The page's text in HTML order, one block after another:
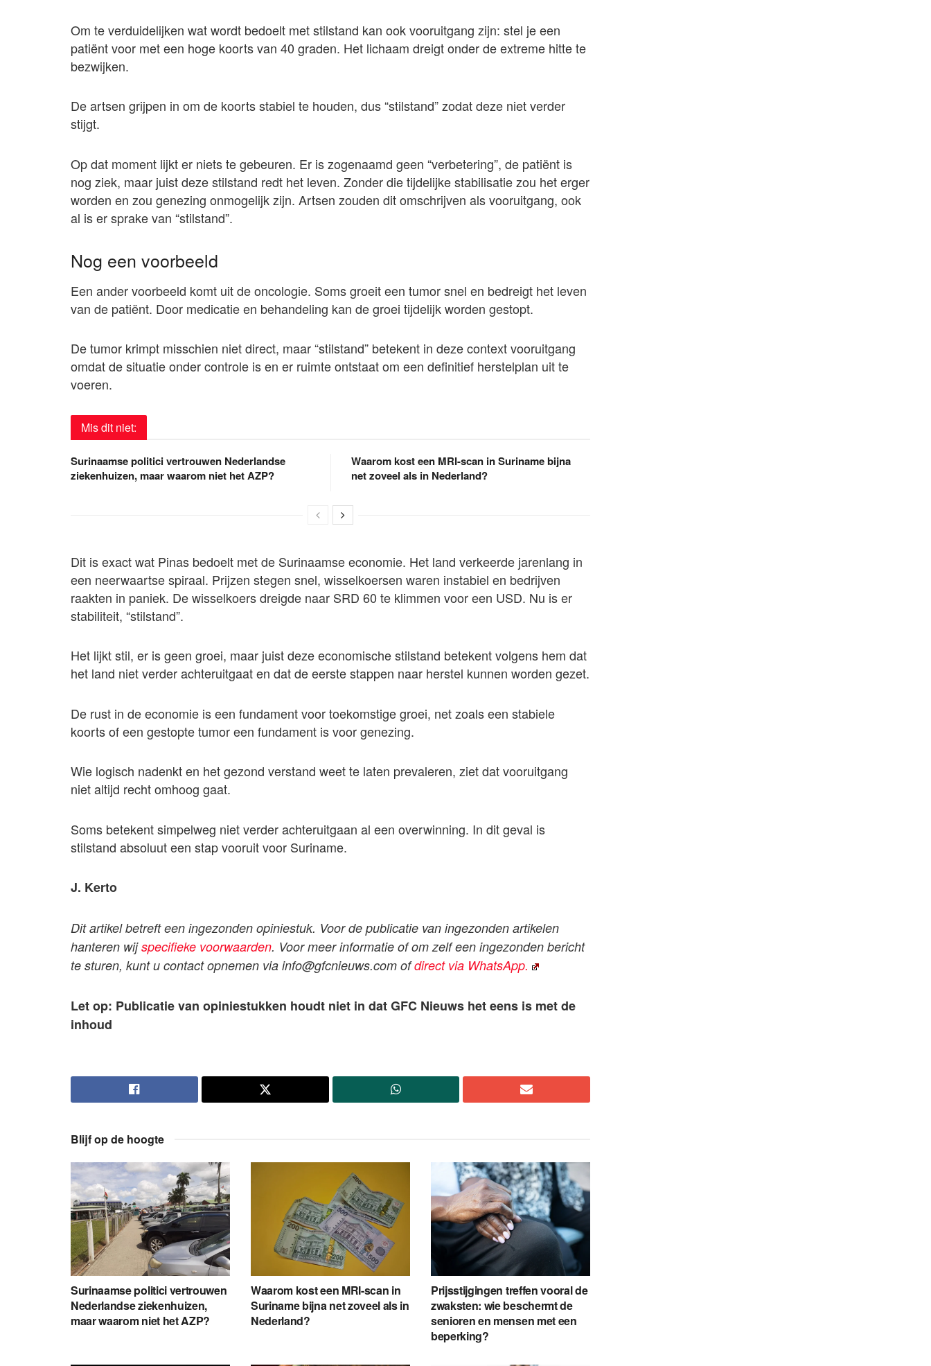
Om te verduidelijken wat wordt bedoelt met stilstand kan ook vooruitgang zijn: stel je een
patiënt voor met een hoge koorts van 40 graden. Het lichaam dreigt onder de extreme hitte te
bezwijken.
De artsen grijpen in om de koorts stabiel te houden, dus “stilstand” zodat deze niet verder
stijgt.
Op dat moment lijkt er niets te gebeuren. Er is zogenaamd geen “verbetering”, de patiënt is
nog ziek, maar juist deze stilstand redt het leven. Zonder die tijdelijke stabilisatie zou het erger
worden en zou genezing onmogelijk zijn. Artsen zouden dit omschrijven als vooruitgang, ook
al is er sprake van “stilstand”.
Nog een voorbeeld
Een ander voorbeeld komt uit de oncologie. Soms groeit een tumor snel en bedreigt het leven
van de patiënt. Door medicatie en behandeling kan de groei tijdelijk worden gestopt.
De tumor krimpt misschien niet direct, maar “stilstand” betekent in deze context vooruitgang
omdat de situatie onder controle is en er ruimte ontstaat om een definitief herstelplan uit te
voeren.
Mis dit niet:
Surinaamse politici vertrouwen Nederlandse
ziekenhuizen, maar waarom niet het AZP?
Waarom kost een MRI-scan in Suriname bijna
net zoveel als in Nederland?
Dit is exact wat Pinas bedoelt met de Surinaamse economie. Het land verkeerde jarenlang in
een neerwaartse spiraal. Prijzen stegen snel, wisselkoersen waren instabiel en bedrijven
raakten in paniek. De wisselkoers dreigde naar SRD 60 te klimmen voor een USD. Nu is er
stabiliteit, “stilstand”.
Het lijkt stil, er is geen groei, maar juist deze economische stilstand betekent volgens hem dat
het land niet verder achteruitgaat en dat de eerste stappen naar herstel kunnen worden gezet.
De rust in de economie is een fundament voor toekomstige groei, net zoals een stabiele
koorts of een gestopte tumor een fundament is voor genezing.
Wie logisch nadenkt en het gezond verstand weet te laten prevaleren, ziet dat vooruitgang
niet altijd recht omhoog gaat.
Soms betekent simpelweg niet verder achteruitgaan al een overwinning. In dit geval is
stilstand absoluut een stap vooruit voor Suriname.
J. Kerto
Dit artikel betreft een ingezonden opiniestuk. Voor de publicatie van ingezonden artikelen
hanteren wijspecifieke voorwaarden. Voor meer informatie of om zelf een ingezonden bericht
te sturen, kunt u contact opnemen via info@gfcnieuws.com ofdirect via WhatsApp.
Let op: Publicatie van opiniestukken houdt niet in dat GFC Nieuws het eens is met de
inhoud
Blijf op de hoogte
Surinaamse politici vertrouwen
Nederlandse ziekenhuizen,
maar waarom niet het AZP?
Waarom kost een MRI-scan in
Suriname bijna net zoveel als in
Nederland?
Prijsstijgingen treffen vooral de
zwaksten: wie beschermt de
senioren en mensen met een
beperking?